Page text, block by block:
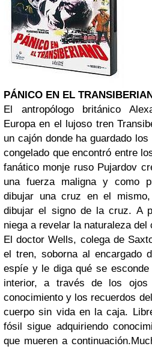
PÁNICO EN EL
El antropólogo británico
Europa en el lujoso tren
un cajón donde ha guardado
congelado que encontró entre
fanático monje ruso Pujardov
una fuerza maligna y como
dibujar una cruz en el
dibujar el signo de la cruz. A
niega a revelar la naturaleza del
El doctor Wells, colega de
el tren, soborna al encargado
espíe y le diga qué se
interior, a través de los ojos
conocimiento y los recuerdos
cuerpo sin vida en la caja.
fósil sigue adquiriendo
que mueren a